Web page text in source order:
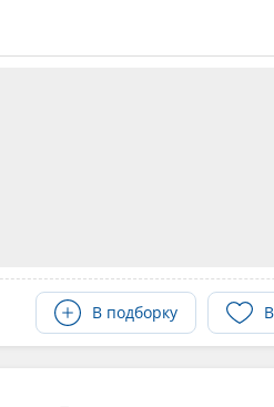
В подборку